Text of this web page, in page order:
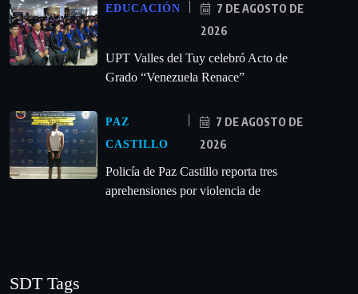
EDUCACIÓN
7 DE AGOSTO DE
2026
UPT Valles del Tuy celebró Acto de
Grado “Venezuela Renace”
PAZ
CASTILLO
7 DE AGOSTO DE
2026
‎Policía de Paz Castillo reporta tres
aprehensiones por violencia de
SDT Tags